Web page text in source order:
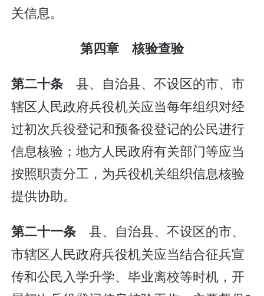
关信息。
第四章 核验查验
第二十条 县、自治县、不设区的市、市
辖区人民政府兵役机关应当每年组织对经
过初次兵役登记和预备役登记的公民进行
信息核验；地方人民政府有关部门等应当
按照职责分工，为兵役机关组织信息核验
提供协助。
第二十一条 县、自治县、不设区的市、
市辖区人民政府兵役机关应当结合征兵宣
传和公民入学升学、毕业离校等时机，开